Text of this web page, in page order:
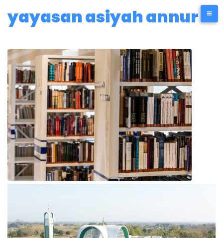
content
yayasan asiyah annur